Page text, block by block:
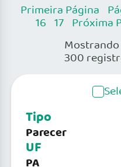
Primeira Página
16 17 Próxima
Mostrando
300
Tipo
Parecer
UF